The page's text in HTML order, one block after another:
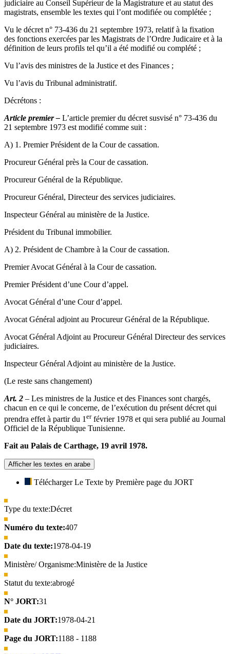
judiciaire au Conseil Supérieur de la Magistrature et au statut des
magistrats, ensemble les textes qui l’ont modifiée ou complétée ;
Vu le décret n° 73-436 du 21 septembre 1973, relatif à la fixation
des fonctions exercées par les Magistrats de l’Ordre Judicaire et à la
définition de leurs profils tel qu’il a été modifié ou complété ;
Vu l’avis des ministres de la Justice et des Finances ;
Vu l’avis du Tribunal administratif.
Décrétons :
Article premier – L’article premier du décret susvisé n° 73-436 du
21 septembre 1973 est modifié comme suit :
A) 1. Premier Président de la Cour de cassation.
Procureur Général près la Cour de cassation.
Procureur Général de la République.
Procureur Général, Directeur des services judiciaires.
Inspecteur Général au ministère de la Justice.
Président du Tribunal immobilier.
A) 2. Président de Chambre à la Cour de cassation.
Premier Avocat Général à la Cour de cassation.
Premier Président d’une Cour d’appel.
Avocat Général d’une Cour d’appel.
Avocat Général adjoint au Procureur Général de la République.
Avocat Général Adjoint au Procureur Général Directeur des services
judiciaires.
Inspecteur Général Adjoint au ministère de la Justice.
(Le reste sans changement)
Art. 2 – Les ministres de la Justice et des Finances sont chargés,
chacun en ce qui le concerne, de l’exécution du présent décret qui
prendra effet à partir du 1 erfévrier 1978 et qui sera publié au Journal
Officiel de la République Tunisienne.
Fait au Palais de Carthage, 19 avril 1978.
Afficher les textes en arabe
Télécharger Le Texte by Première page du JORT
Type du texte:Décret
Numéro du texte:407
Date du texte:1978-04-19
Ministère/ Organisme:Ministère de la Justice
Statut du texte:abrogé
N° JORT:31
Date du JORT:1978-04-21
Page du JORT:1188 - 1188